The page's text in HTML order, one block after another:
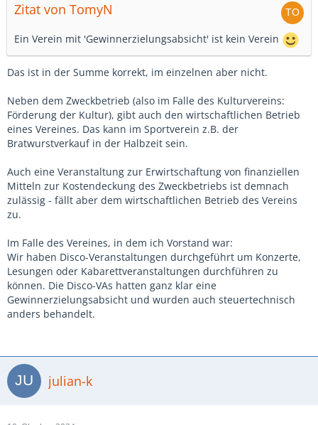
Zitat von TomyN
Ein Verein mit 'Gewinnerzielungsabsicht' ist kein Verein
Das ist in der Summe korrekt, im einzelnen aber nicht.
Neben dem Zweckbetrieb (also im Falle des Kulturvereins:
Förderung der Kultur), gibt auch den wirtschaftlichen Betrieb
eines Vereines. Das kann im Sportverein z.B. der
Bratwurstverkauf in der Halbzeit sein.
Auch eine Veranstaltung zur Erwirtschaftung von finanziellen
Mitteln zur Kostendeckung des Zweckbetriebs ist demnach
zulässig - fällt aber dem wirtschaftlichen Betrieb des Vereins
zu.
Im Falle des Vereines, in dem ich Vorstand war:
Wir haben Disco-Veranstaltungen durchgeführt um Konzerte,
Lesungen oder Kabarettveranstaltungen durchführen zu
können. Die Disco-VAs hatten ganz klar eine
Gewinnerzielungsabsicht und wurden auch steuertechnisch
anders behandelt.
julian-k